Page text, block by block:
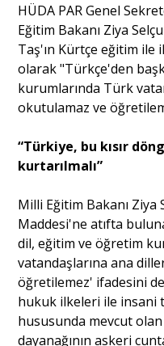
HÜDA PAR Genel
Eğitim Bakanı Ziya
Taş'ın Kürtçe eğitim ile
olarak "Türkçe'den
kurumlarında Türk
okutulamaz ve
“Türkiye, bu kısır
kurtarılmalı”
Milli Eğitim Bakanı Ziya
Maddesi'ne atıfta
dil, eğitim ve öğretim
vatandaşlarına ana
öğretilemez' ifadesini
hukuk ilkeleri ile insani
hususunda mevcut
dayanağının askeri